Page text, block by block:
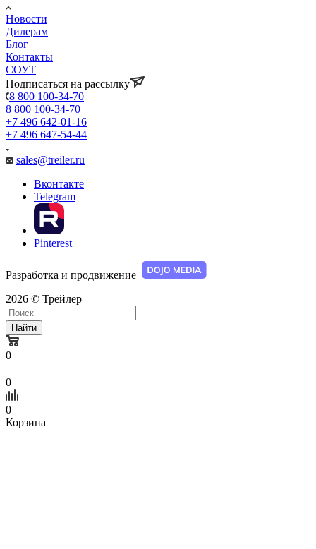
Новости
Дилерам
Блог
Контакты
СОУТ
Подписаться на рассылку
8 800 100-34-70
8 800 100-34-70
+7 496 642-01-16
+7 496 647-54-44
sales@treiler.ru
Вконтакте
Telegram
Pinterest
Разработка и продвижение
2026 © Трейлер
Найти
0
0
0
Корзина